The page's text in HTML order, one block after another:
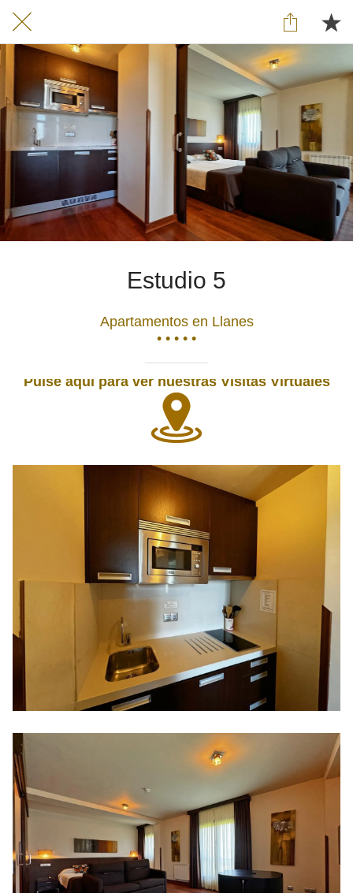
Estudio 5
Apartamentos en Llanes
• • • • •
Pulse aquí para ver nuestras Visitas Virtuales